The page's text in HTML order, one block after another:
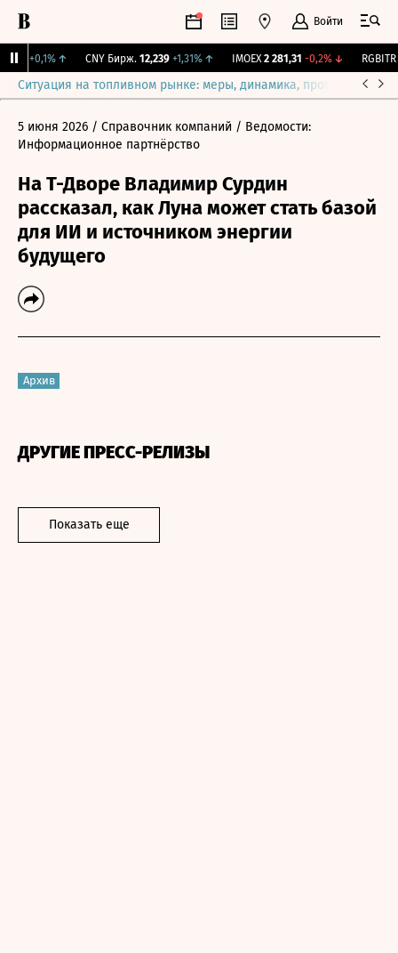
Войти
+0,1% ↑ CNY Бирж. 12,239 +1,31% ↑ IMOEX 2 281,31 -0,2%↓ RGBITR
Ситуация на топливном рынке: меры, динамика, прогнозы
5 июня 2026 / Справочник компаний / Ведомости:
Информационное партнёрство
На Т-Дворе Владимир Сурдин
рассказал, как Луна может стать базой
для ИИ и источником энергии
будущего
Архив
ДРУГИЕ ПРЕСС-РЕЛИЗЫ
Показать еще